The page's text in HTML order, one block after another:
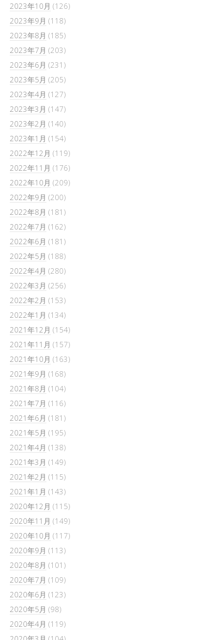
2023年10月 (126)
2023年9月 (118)
2023年8月 (185)
2023年7月 (203)
2023年6月 (231)
2023年5月 (205)
2023年4月 (127)
2023年3月 (147)
2023年2月 (140)
2023年1月 (154)
2022年12月 (119)
2022年11月 (176)
2022年10月 (209)
2022年9月 (200)
2022年8月 (181)
2022年7月 (162)
2022年6月 (181)
2022年5月 (188)
2022年4月 (280)
2022年3月 (256)
2022年2月 (153)
2022年1月 (134)
2021年12月 (154)
2021年11月 (157)
2021年10月 (163)
2021年9月 (168)
2021年8月 (104)
2021年7月 (116)
2021年6月 (181)
2021年5月 (195)
2021年4月 (138)
2021年3月 (149)
2021年2月 (115)
2021年1月 (143)
2020年12月 (115)
2020年11月 (149)
2020年10月 (117)
2020年9月 (113)
2020年8月 (101)
2020年7月 (109)
2020年6月 (123)
2020年5月 (98)
2020年4月 (119)